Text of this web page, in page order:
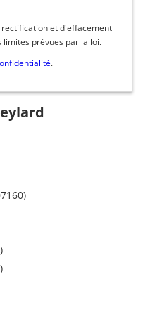
et d'effacement
limites prévues par la loi.
.